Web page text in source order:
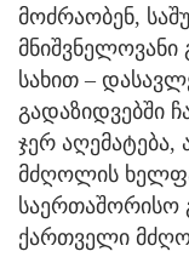
მოძრაობენ,
მნიშვნელოვანი
სახით –
გადაზიდვებში
ჯერ აღემატება,
მძღოლის
საერთაშორისო
ქართველი